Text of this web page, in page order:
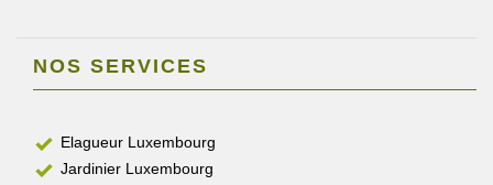
NOS SERVICES
Elagueur Luxembourg
Jardinier Luxembourg